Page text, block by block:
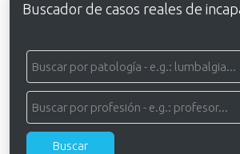
Buscador de casos reales de